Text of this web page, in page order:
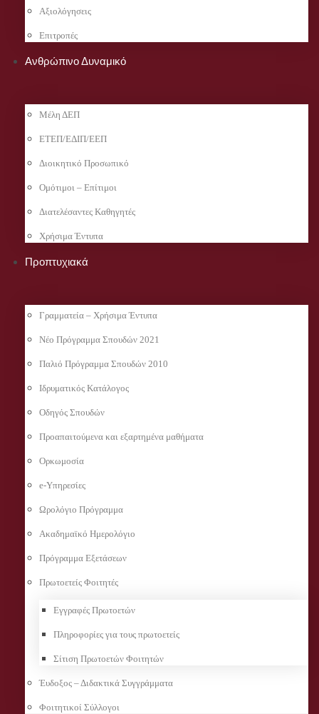
Αξιολόγησεις
Επιτροπές
Ανθρώπινο Δυναμικό
Μέλη ΔΕΠ
ΕΤΕΠ/ΕΔΙΠ/ΕΕΠ
Διοικητικό Προσωπικό
Ομότιμοι – Επίτιμοι
Διατελέσαντες Καθηγητές
Χρήσιμα Έντυπα
Προπτυχιακά
Γραμματεία – Χρήσιμα Έντυπα
Νέο Πρόγραμμα Σπουδών 2021
Παλιό Πρόγραμμα Σπουδών 2010
Ιδρυματικός Κατάλογος
Οδηγός Σπουδών
Προαπαιτούμενα και εξαρτημένα μαθήματα
Ορκωμοσία
e-Υπηρεσίες
Ωρολόγιο Πρόγραμμα
Ακαδημαϊκό Ημερολόγιο
Πρόγραμμα Εξετάσεων
Πρωτοετείς Φοιτητές
Εγγραφές Πρωτοετών
Πληροφορίες για τους πρωτοετείς
Σίτιση Πρωτοετών Φοιτητών
Έυδοξος – Διδακτικά Συγγράμματα
Φοιτητικοί Σύλλογοι